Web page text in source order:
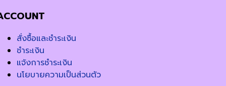
สั่งซื้อและชำระเงิน
ชำระเงิน
แจ้งการชำระเงิน
นโยบายความเป็นส่วนตัว